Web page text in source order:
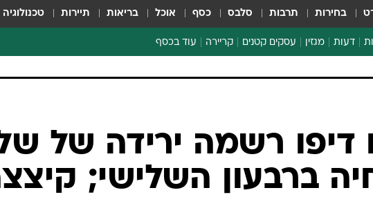
בחירות תרבות סלבס כסף אוכל בריאות תיירות טכנולוגיה
פיננסית
דעות מגזין עסקים קטנים קריירה עוד בכסף
ספורט ביזנס
דיפו רשמה ירידה של
ברבעון השלישי;